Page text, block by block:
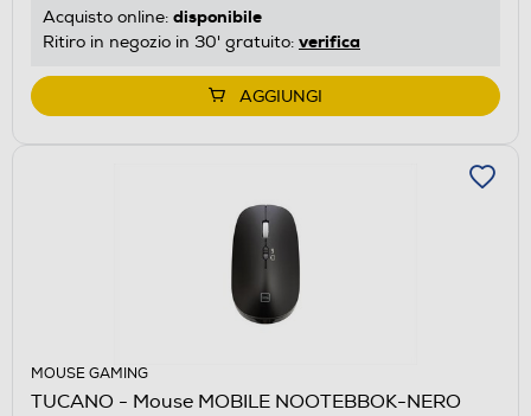
Acquisto online: disponibile
Ritiro in negozio in 30' gratuito: verifica
AGGIUNGI
MOUSE GAMING
TUCANO - Mouse MOBILE NOOTEBBOK-NERO